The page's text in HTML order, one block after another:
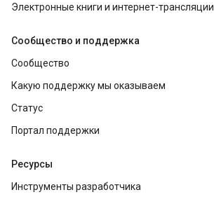
Электронные книги и интернет-трансляции
Сообщество и поддержка
Сообщество
Какую поддержку мы оказываем
Статус
Портал поддержки
Ресурсы
Инструменты разработчика